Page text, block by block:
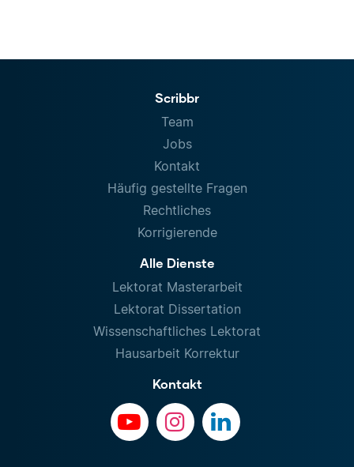
Scribbr
Team
Jobs
Kontakt
Häufig gestellte Fragen
Rechtliches
Korrigierende
Alle Dienste
Lektorat Masterarbeit
Lektorat Dissertation
Wissenschaftliches Lektorat
Hausarbeit Korrektur
Kontakt